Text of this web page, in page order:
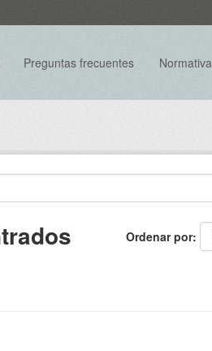
Preguntas frecuentes Normativa
Ordenar por